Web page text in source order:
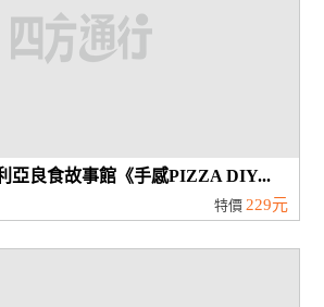
亞良食故事館《手感PIZZA DIY...
特價 229元